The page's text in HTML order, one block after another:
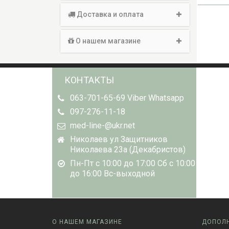
Доставка и оплата
О нашем магазине
КОНТАКТЫ
063-701-65-69 Viber Whatsapp
097-276-11-18
med-line-@ukr.net
Николаев ул Защитников
Николаева 23а (Декабристов)
Пн-Пт с 10:00 до 17:00 Сб с 10:00
до 16:00 Вс-выходной
О НАШЕМ МАГАЗИНЕ